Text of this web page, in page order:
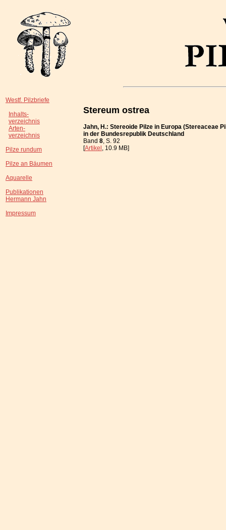
Westf. Pilzbriefe
Inhalts-
verzeichnis
Arten-
verzeichnis
Pilze rundum
Pilze an Bäumen
Aquarelle
Publikationen
Hermann Jahn
Impressum
Stereum ostrea
Jahn, H.: Stereoide Pilze in Europa (Stereaceae
in der Bundesrepublik Deutschland
Band 8, S. 92
[Artikel, 10.9 MB]